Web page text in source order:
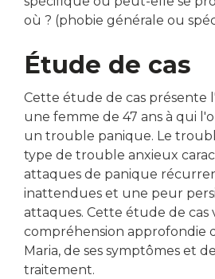
où ? (phobie générale ou
Étude de cas
Cette étude de cas présente
une femme de 47 ans à qui
un trouble panique. Le
type de trouble anxieux
attaques de panique
inattendues et une peur
attaques. Cette étude de cas
compréhension approfondie
Maria, de ses symptômes et
traitement.